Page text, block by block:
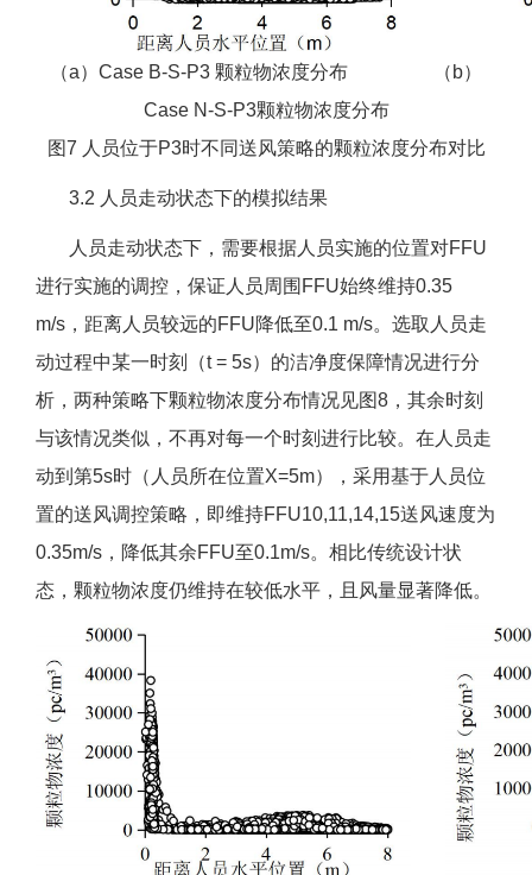
（a）Case B-S-P3 颗粒物浓度分布 （b）
Case N-S-P3颗粒物浓度分布
图7 人员位于P3时不同送风策略的颗粒浓度分布对比
3.2 人员走动状态下的模拟结果
人员走动状态下，需要根据人员实施的位置对FFU
进行实施的调控，保证人员周围FFU始终维持0.35
m/s，距离人员较远的FFU降低至0.1 m/s。选取人员走
动过程中某一时刻（t = 5s）的洁净度保障情况进行分
析，两种策略下颗粒物浓度分布情况见图8，其余时刻
与该情况类似，不再对每一个时刻进行比较。在人员走
动到第5s时（人员所在位置X=5m），采用基于人员位
置的送风调控策略，即维持FFU10,11,14,15送风速度为
0.35m/s，降低其余FFU至0.1m/s。相比传统设计状
态，颗粒物浓度仍维持在较低水平，且风量显著降低。